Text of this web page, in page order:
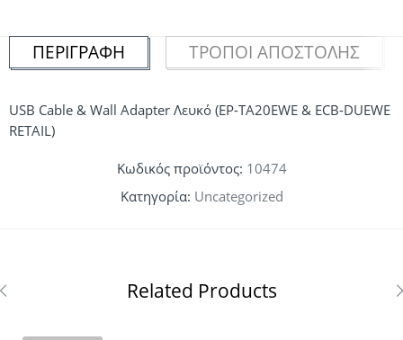
ΠΕΡΙΓΡΑΦΉ ΤΡΌΠΟΙ ΑΠΟΣΤΟΛΉΣ
USB Cable & Wall Adapter Λευκό (EP-TA20EWE & ECB-DUEWE
RETAIL)
Κωδικός προϊόντος: 10474
Κατηγορία: Uncategorized
Related Products